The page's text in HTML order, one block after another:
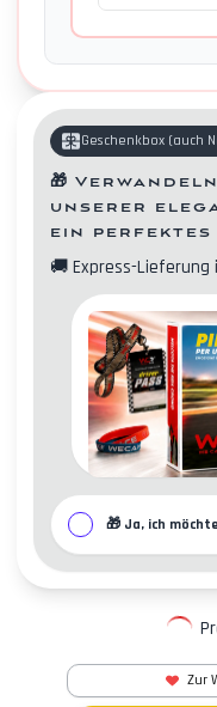
Zur
Geschenkbox (auch
🎁
unserer
ein perfektes
🚚 Express-
🎁 Ja, ich